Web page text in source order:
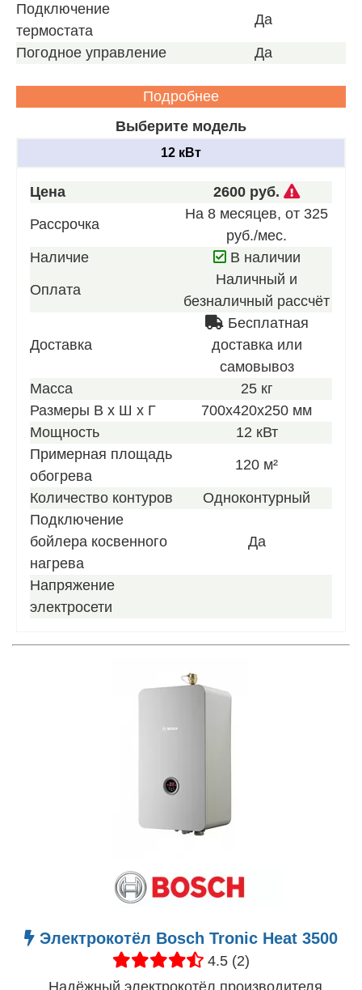
Подключение
термостата
Да
Погодное управление Да
Подробнее
Выберите модель
12 кВт
Цена 2600 руб.
для
нашего
Рассрочка
На 8 месяцев, от 325
руб./мес.
Наличие
В наличии
Оплата
Наличный и
безналичный рассчёт
Доставка
Бесплатная
доставка или
самовывоз
Масса
25 кг
Размеры В х Ш х Г
700х420х250 мм
Мощность
12 кВт
Примерная площадь
обогрева
120 м²
Количество контуров
Одноконтурный
Подключение
бойлера косвенного
нагрева
Да
Напряжение
электросети
Электрокотёл Bosch Tronic Heat 3500
4.5 (2)
Надёжный электрокотёл производителя